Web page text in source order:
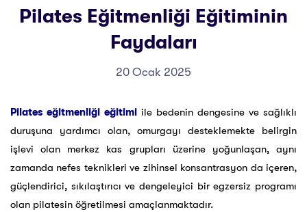
Pilates Eğitmenliği Eğitiminin
Faydaları
20 Ocak 2025
Pilates eğitmenliği eğitimi ile bedenin dengesine ve sağlıklı
duruşuna yardımcı olan, omurgayı desteklemekte belirgin
işlevi olan merkez kas grupları üzerine yoğunlaşan, aynı
zamanda nefes teknikleri ve zihinsel konsantrasyon da içeren,
güçlendirici, sıkılaştırıcı ve dengeleyici bir egzersiz programı
olan pilatesin öğretilmesi amaçlanmaktadır.